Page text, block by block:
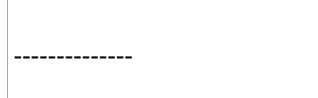
--------------